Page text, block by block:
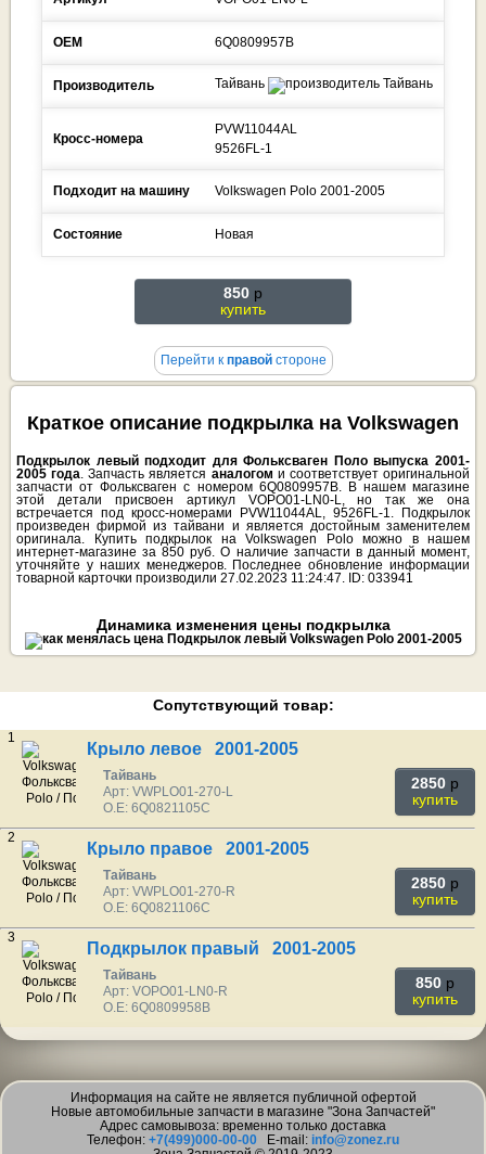
ОЕМ 6Q0809957B
Производитель Тайвань
Кросс-номера
PVW11044AL
9526FL-1
Подходит на машину Volkswagen Polo 2001-2005
Состояние Новая
850 p
купить
Перейти к правойстороне
Краткое описание подкрылка на Volkswagen
Подкрылок левый подходит для Фольксваген Поло выпуска 2001-
2005 года. Запчасть является аналогом и соответствует оригинальной
запчасти от Фольксваген с номером 6Q0809957B. В нашем магазине
этой детали присвоен артикул VOPO01-LN0-L, но так же она
встречается под кросс-номерами PVW11044AL, 9526FL-1. Подкрылок
произведен фирмой из тайвани и является достойным заменителем
оригинала. Купить подкрылок на Volkswagen Polo можно в нашем
интернет-магазине за 850 руб. О наличие запчасти в данный момент,
уточняйте у наших менеджеров. Последнее обновление информации
товарной карточки производили 27.02.2023 11:24:47. ID: 033941
Динамика изменения цены подкрылка
Сопутствующий товар:
1
Крыло левое 2001-2005
Тайвань
Арт: VWPLO01-270-L
O.E: 6Q0821105C
2850 p
купить
2
Крыло правое 2001-2005
Тайвань
Арт: VWPLO01-270-R
O.E: 6Q0821106C
2850 p
купить
3
Подкрылок правый 2001-2005
Тайвань
Арт: VOPO01-LN0-R
O.E: 6Q0809958B
850 p
купить
Информация на сайте не является публичной офертой
Новые автомобильные запчасти в магазине "Зона Запчастей"
Адрес самовывоза: временно только доставка
Телефон: +7(499)000-00-00 E-mail: info@zonez.ru